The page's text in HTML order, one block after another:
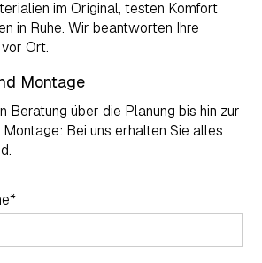
im Original, testen Komfort
in Ruhe. Wir beantworten Ihre
Ort.
Montage
Beratung über die Planung bis hin zur
Montage: Bei uns erhalten Sie alles